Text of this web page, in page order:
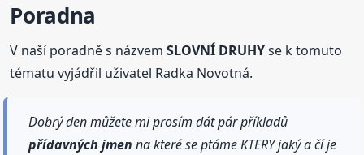
Poradna
V naší poradně s názvemSLOVNÍ DRUHYse k tomuto
tématu vyjádřil uživatel Radka Novotná.
Dobrý den můžete mi prosím dát pár příkladů
přídavných jmen na které se ptáme KTERY jaký a čí je